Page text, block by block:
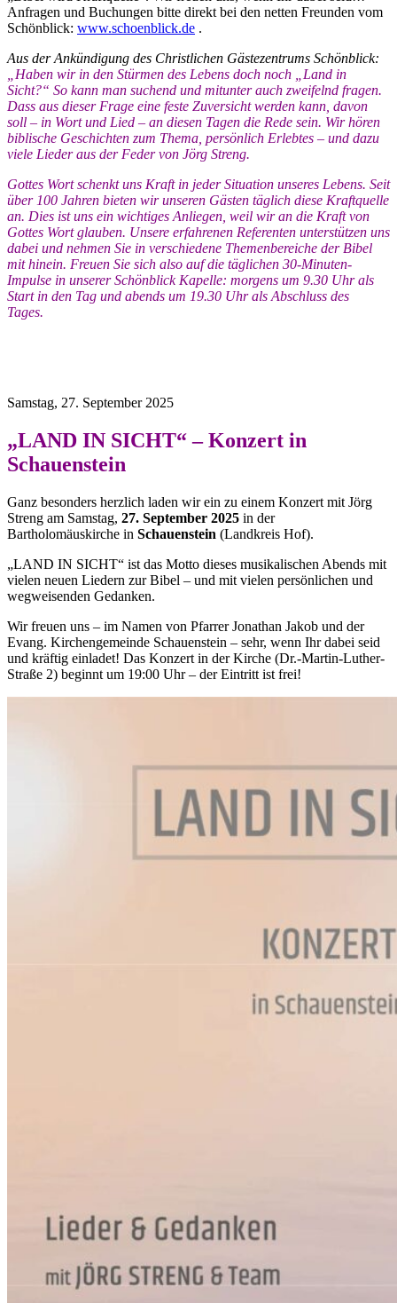
Anfragen und Buchungen bitte direkt bei den netten Freunden vom
Schönblick: www.schoenblick.de .
Aus der Ankündigung des Christlichen Gästezentrums Schönblick:
„Haben wir in den Stürmen des Lebens doch noch „Land in
Sicht?“ So kann man suchend und mitunter auch zweifelnd fragen.
Dass aus dieser Frage eine feste Zuversicht werden kann, davon
soll – in Wort und Lied – an diesen Tagen die Rede sein. Wir hören
biblische Geschichten zum Thema, persönlich Erlebtes – und dazu
viele Lieder aus der Feder von Jörg Streng.
Gottes Wort schenkt uns Kraft in jeder Situation unseres Lebens. Seit
über 100 Jahren bieten wir unseren Gästen täglich diese Kraftquelle
an. Dies ist uns ein wichtiges Anliegen, weil wir an die Kraft von
Gottes Wort glauben. Unsere erfahrenen Referenten unterstützen uns
dabei und nehmen Sie in verschiedene Themenbereiche der Bibel
mit hinein. Freuen Sie sich also auf die täglichen 30-Minuten-
Impulse in unserer Schönblick Kapelle: morgens um 9.30 Uhr als
Start in den Tag und abends um 19.30 Uhr als Abschluss des
Tages.
Samstag, 27. September 2025
„LAND IN SICHT“ – Konzert in
Schauenstein
Ganz besonders herzlich laden wir ein zu einem Konzert mit Jörg
Streng am Samstag, 27. September 2025 in der
Bartholomäuskirche in Schauenstein (Landkreis Hof).
„LAND IN SICHT“ ist das Motto dieses musikalischen Abends mit
vielen neuen Liedern zur Bibel – und mit vielen persönlichen und
wegweisenden Gedanken.
Wir freuen uns – im Namen von Pfarrer Jonathan Jakob und der
Evang. Kirchengemeinde Schauenstein – sehr, wenn Ihr dabei seid
und kräftig einladet! Das Konzert in der Kirche (Dr.-Martin-Luther-
Straße 2) beginnt um 19:00 Uhr – der Eintritt ist frei!